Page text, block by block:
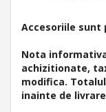
Accesoriile
Nota
achizitionate,
modifica.
inainte de